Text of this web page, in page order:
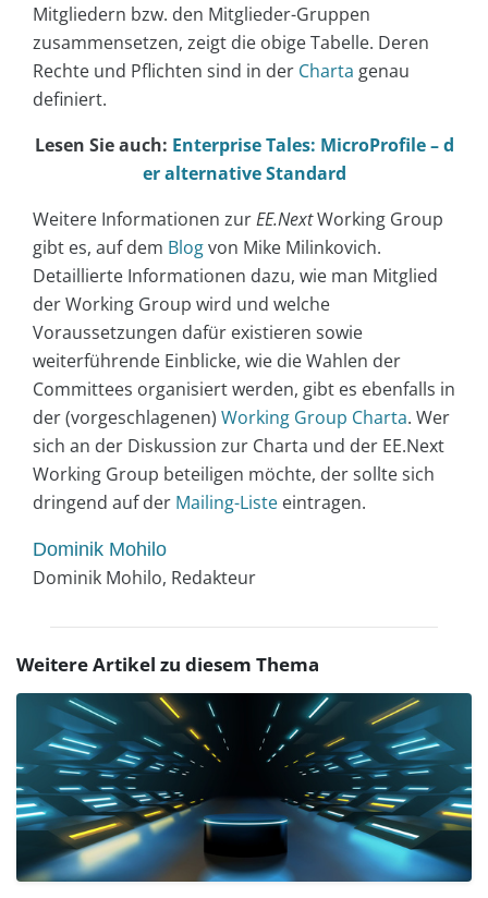
Mitgliedern bzw. den Mitglieder-Gruppen
zusammensetzen, zeigt die obige Tabelle. Deren
Rechte und Pflichten sind in der Charta genau
definiert.
Lesen Sie auch: Enterprise Tales: MicroProfile – d
er alternative Standard
Weitere Informationen zurEE.NextWorking Group
gibt es, auf dem Blogvon Mike Milinkovich.
Detaillierte Informationen dazu, wie man Mitglied
der Working Group wird und welche
Voraussetzungen dafür existieren sowie
weiterführende Einblicke, wie die Wahlen der
Committees organisiert werden, gibt es ebenfalls in
der (vorgeschlagenen) Working Group Charta. Wer
sich an der Diskussion zur Charta und der EE.Next
Working Group beteiligen möchte, der sollte sich
dringend auf der Mailing-Liste eintragen.
Dominik Mohilo
Dominik Mohilo, Redakteur
Weitere Artikel zu diesem Thema